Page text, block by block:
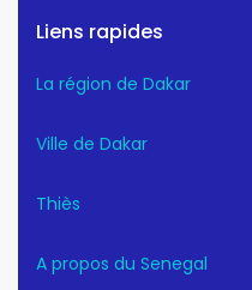
Liens rapides
La région de Dakar
Ville de Dakar
Thiès
A propos du Senegal